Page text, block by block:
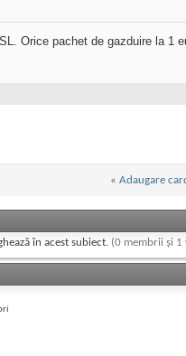
Orice pachet de gazduire la 1
« Adaugare
în acest subiect. (0 membrii și 1